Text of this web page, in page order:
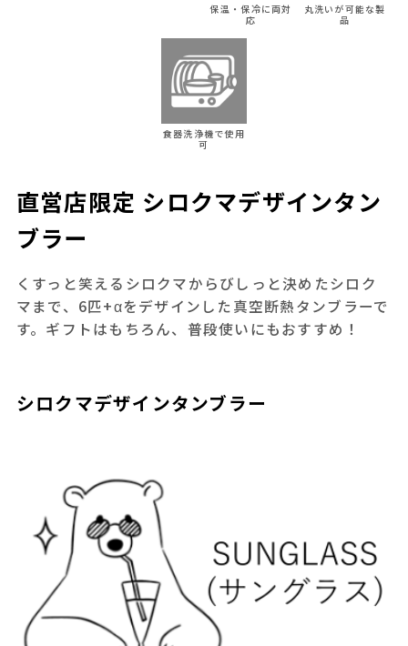
保温・保冷に両対
応
丸洗いが可能な製
品
食器洗浄機で使用
可
直営店限定 シロクマデザインタン
ブラー
くすっと笑えるシロクマからびしっと決めたシロク
マまで、6匹+αをデザインした真空断熱タンブラーで
す。ギフトはもちろん、普段使いにもおすすめ！
シロクマデザインタンブラー